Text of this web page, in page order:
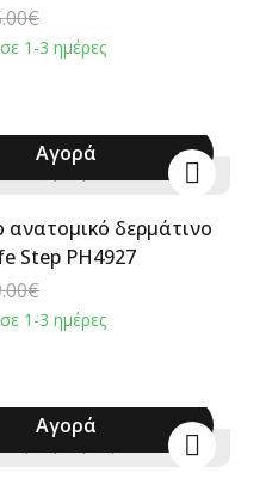
1-3 ημέρες
Αγορά
ανατομικό δερμάτινο
Step PH4927
1-3 ημέρες
Αγορά